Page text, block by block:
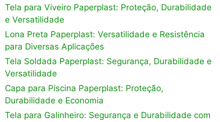
Tela para Viveiro Paperplast: Proteção, Durabilidade
e Versatilidade
Lona Preta Paperplast: Versatilidade e Resistência
para Diversas Aplicações
Tela Soldada Paperplast: Segurança, Durabilidade e
Versatilidade
Capa para Piscina Paperplast: Proteção,
Durabilidade e Economia
Tela para Galinheiro: Segurança e Durabilidade com